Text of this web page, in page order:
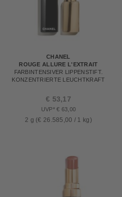
CHANEL
ROUGE ALLURE L'EXTRAIT
FARBINTENSIVER LIPPENSTIFT.
KONZENTRIERTE LEUCHTKRAFT
UVP* € 63,00
€ 53,17
2 g (€ 26.585,00 / 1 kg)